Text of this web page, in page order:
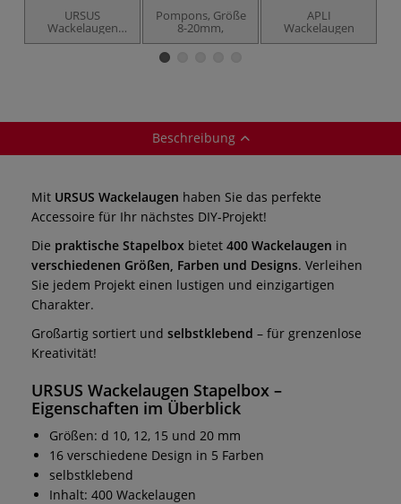
URSUS
Wackelaugen
Nachtleuchtend
Pompons, Größe
8-20mm,
APLI
Wackelaugen
Beschreibung
Mit URSUS Wackelaugen haben Sie das perfekte
Accessoire für Ihr nächstes DIY-Projekt!
Die praktische Stapelbox bietet 400 Wackelaugen in
verschiedenen Größen, Farben und Designs. Verleihen
Sie jedem Projekt einen lustigen und einzigartigen
Charakter.
Großartig sortiert und selbstklebend – für grenzenlose
Kreativität!
URSUS Wackelaugen Stapelbox –
Eigenschaften im Überblick
Größen: d 10, 12, 15 und 20 mm
16 verschiedene Design in 5 Farben
selbstklebend
Inhalt: 400 Wackelaugen